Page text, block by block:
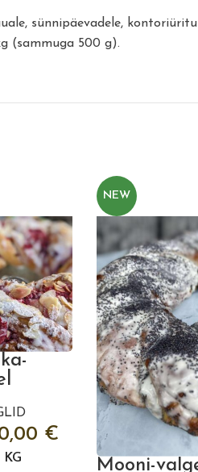
sünnipäevadele,
(sammuga 500 g).
€
KG
NEW
Mooni-